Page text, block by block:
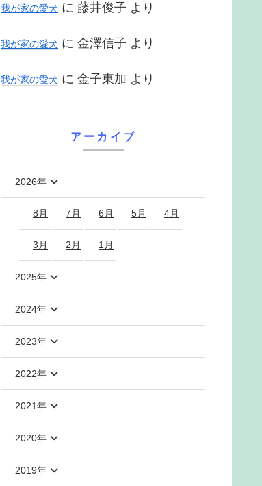
我が家の愛犬 に 藤井俊子 より
我が家の愛犬 に 金澤信子 より
我が家の愛犬 に 金子東加 より
アーカイブ
2026年
8月 7月 6月 5月 4月
3月 2月 1月
2025年
2024年
2023年
2022年
2021年
2020年
2019年